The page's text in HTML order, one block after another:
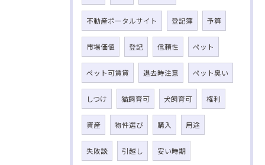
不動産ポータルサイト 登記簿 予算
市場価値 登記 信頼性 ペット
ペット可賃貸 退去時注意 ペット臭い
しつけ 猫飼育可 犬飼育可 権利
資産 物件選び 購入 用途
失敗談 引越し 安い時期